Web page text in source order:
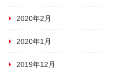
2020年2月
2020年1月
2019年12月